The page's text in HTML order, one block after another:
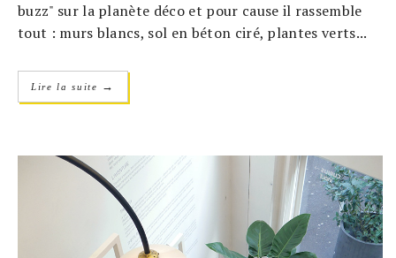
buzz" sur la planète déco et pour cause il rassemble
tout : murs blancs, sol en béton ciré, plantes verts...
Lire la suite →